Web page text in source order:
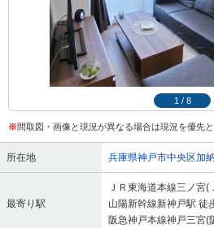
1 / 8
※間取図・画像と現況が異なる場合は現況を優先と
所在地 兵庫県神戸市中央区加
最寄り駅
ＪＲ東海道本線三ノ宮(
山陽新幹線新神戸駅 徒
阪急神戸本線神戸三宮(